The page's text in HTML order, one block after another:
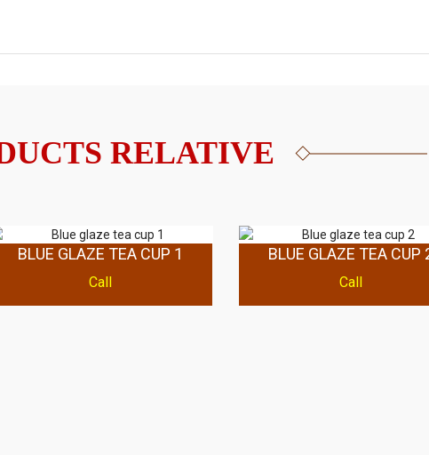
RELATIVE
BLUE GLAZE TEA CUP 1
Call
BLUE GLAZE TEA CUP
Call